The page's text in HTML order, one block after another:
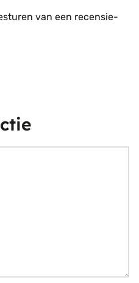
van een recensie-